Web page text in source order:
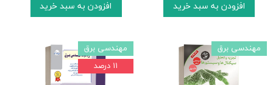
افزودن به سبد خرید افزودن به سبد خرید
مهندسی برق
مهندسی برق
۱۱ درصد